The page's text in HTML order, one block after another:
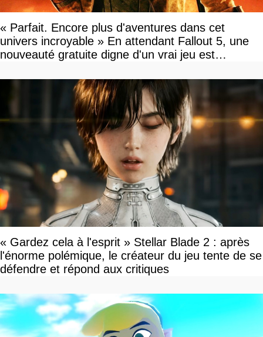
« Parfait. Encore plus d'aventures dans cet
univers incroyable » En attendant Fallout 5, une
nouveauté gratuite digne d'un vrai jeu est
« Gardez cela à l'esprit » Stellar Blade 2 : après
l'énorme polémique, le créateur du jeu tente de se
défendre et répond aux critiques